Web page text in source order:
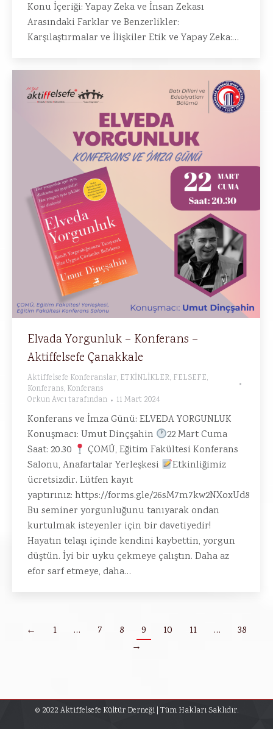
Konu İçeriği: Yapay Zeka ve İnsan Zekası
Arasındaki Farklar ve Benzerlikler:
Karşılaştırmalar ve İlişkiler Etik ve Yapay Zeka:…
Elvada Yorgunluk – Konferans –
Aktiffelsefe Çanakkale
Aktiffelsefe Konferanslar, ETKİNLİKLER, FELSEFE,
Konferans, Konferans
Orkun Avcıtarafından 11 Mart 2024
Konferans ve İmza Günü: ELVEDA YORGUNLUK
Konuşmacı: Umut Dinçşahin
22 Mart Cuma
Saat: 20.30
ÇOMÜ, Eğitim Fakültesi Konferans
Salonu, Anafartalar Yerleşkesi
Etkinliğimiz
ücretsizdir. Lütfen kayıt
yaptırınız: https://forms.gle/26sM7m7kw2NXoxUd8
Bu seminer yorgunluğunu tanıyarak ondan
kurtulmak isteyenler için bir davetiyedir!
Hayatın telaşı içinde kendini kaybettin, yorgun
düştün. İyi bir uyku çekmeye çalıştın. Daha az
efor sarf etmeye, daha…
← 1 … 7 8 9 10 11 …
38
→
© 2022 Aktiffelsefe Kültür Derneği | Tüm Hakları Saklıdır.